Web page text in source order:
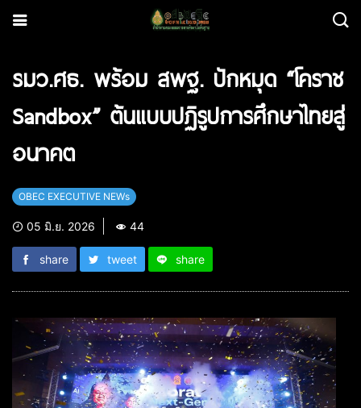
รมว.ศธ. พร้อม สพฐ. ปักหมุด “โคราช
Sandbox” ต้นแบบปฏิรูปการศึกษาไทยสู่
อนาคต
OBEC EXECUTIVE NEWs
05 มิ.ย. 2026 44
share tweet share